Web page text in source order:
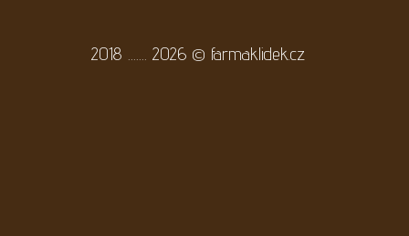
2018 ....... 2026 © farmaklidek.cz